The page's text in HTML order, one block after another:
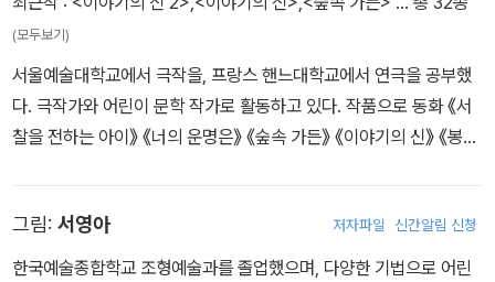
(모두보기)
서울예술대학교에서 극작을, 프랑스 핸느대학교에서 연극을 공부했
다. 극작가와 어린이 문학 작가로 활동하고 있다. 작품으로 동화 《서
찰을 전하는 아이》 《너의 운명은》 《숲속 가든》 《이야기의 신》 《봉주
대상을 수상했으며, 전국 창작희곡공모전 대상, 한국예술평론가협의
회 올해의 최우수예술인상, 대한민국연극제 희곡상 등을 받았다.
그림: 서영아 저자파일 신간알림 신청
한국예술종합학교 조형예술과를 졸업했으며, 다양한 기법으로 어린